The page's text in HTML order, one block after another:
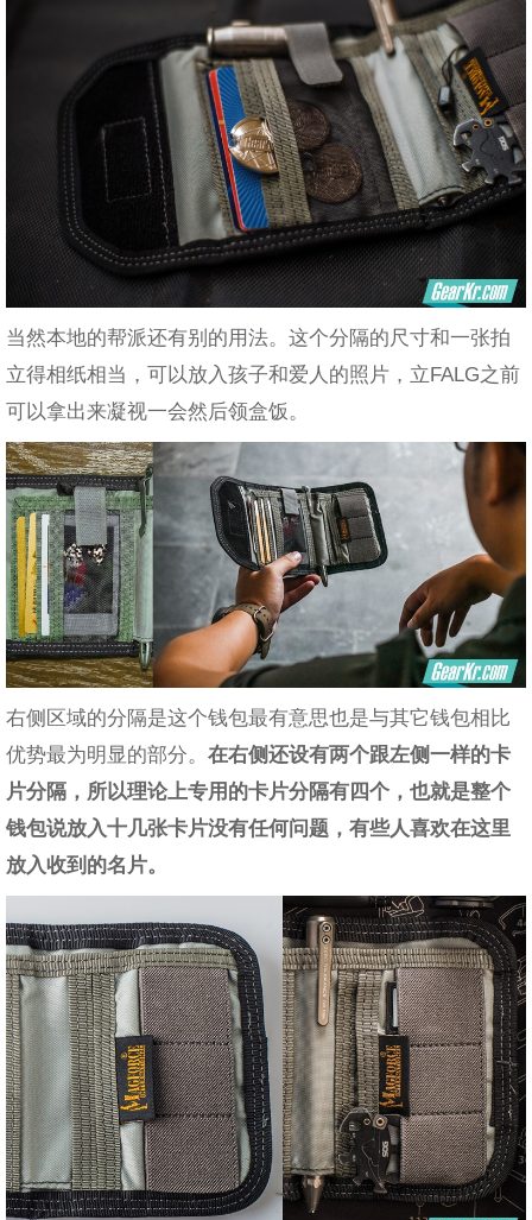
当然本地的帮派还有别的用法。这个分隔的尺寸和一张拍
立得相纸相当，可以放入孩子和爱人的照片，立FALG之前
可以拿出来凝视一会然后领盒饭。
右侧区域的分隔是这个钱包最有意思也是与其它钱包相比
优势最为明显的部分。 在右侧还设有两个跟左侧一样的卡
片分隔，所以理论上专用的卡片分隔有四个，也就是整个
钱包说放入十几张卡片没有任何问题，有些人喜欢在这里
放入收到的名片。